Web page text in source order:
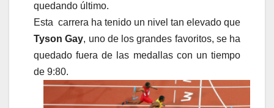
quedando último.
Esta carrera ha tenido un nivel tan elevado que
Tyson Gay, uno de los grandes favoritos, se ha
quedado fuera de las medallas con un tiempo
de 9:80.